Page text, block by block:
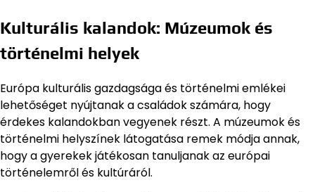
Kulturális kalandok: Múzeumok és
történelmi helyek
Európa kulturális gazdagsága és történelmi emlékei
lehetőséget nyújtanak a családok számára, hogy
érdekes kalandokban vegyenek részt. A múzeumok és
történelmi helyszínek látogatása remek módja annak,
hogy a gyerekek játékosan tanuljanak az európai
történelemről és kultúráról.